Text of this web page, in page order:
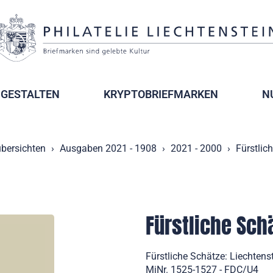
GESTALTEN KRYPTOBRIEFMARKEN
Ausgaben 2021 - 1908 2021 - 2000
Fürstliche
Fürstliche Schätze:
MiNr. 1525-1527 - FDC/U4